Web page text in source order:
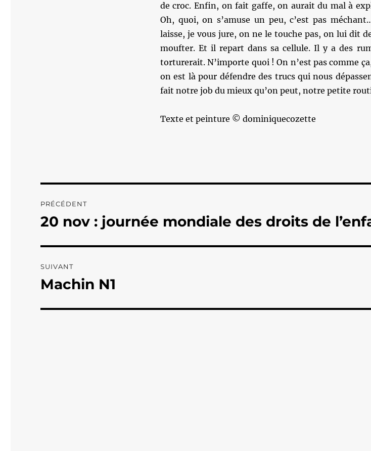
de croc. Enfin, on fait gaffe, on aurait du mal à
Oh, quoi, on s’amuse un peu, c’est pas
laisse, je vous jure, on ne le touche pas, on lui dit
moufter. Et il repart dans sa cellule. Il y a des
torturerait. N’importe quoi ! On n’est pas comme
on est là pour défendre des trucs qui nous
fait notre job du mieux qu’on peut, notre petite
Texte et peinture © dominiquecozette
de
PRÉCÉDENT
Publication
20 nov : journée mondiale des droits de
SUIVANT
Publication
Machin N1